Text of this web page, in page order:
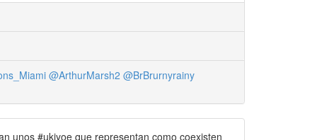
@ArthurMarsh2 @BrBrurnyrainy
unos #ukiyoe que representan como coexisten